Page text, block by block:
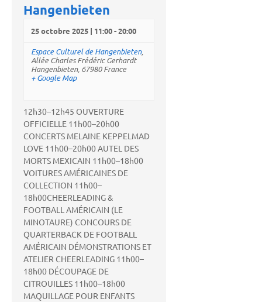
Hangenbieten
25 octobre 2025 | 11:00-20:00
Espace Culturel de Hangenbieten,
Allée Charles Frédéric Gerhardt
Hangenbieten, 67980 France
+ Google Map
12h30–12h45 OUVERTURE
OFFICIELLE 11h00–20h00
CONCERTS MELAINE KEPPELMAD
LOVE 11h00–20h00 AUTEL DES
MORTS MEXICAIN 11h00–18h00
VOITURES AMÉRICAINES DE
COLLECTION 11h00–
18h00CHEERLEADING &
FOOTBALL AMÉRICAIN (LE
MINOTAURE) CONCOURS DE
QUARTERBACK DE FOOTBALL
AMÉRICAIN DÉMONSTRATIONS ET
ATELIER CHEERLEADING 11h00–
18h00 DÉCOUPAGE DE
CITROUILLES 11h00–18h00‍
MAQUILLAGE POUR ENFANTS ‍